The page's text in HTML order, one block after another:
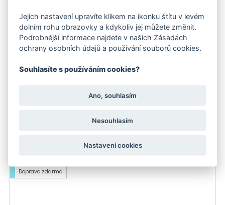
Doprava zdarma
Jejich nastavení upravíte klikem na ikonku štítu v levém
dolním rohu obrazovky a kdykoliv jej můžete změnit.
Podrobnější informace najdete v našich Zásadách
ochrany osobních údajů a používání souborů cookies.
Souhlasíte s používáním cookies?
Ano, souhlasím
Nesouhlasím
Nastavení cookies